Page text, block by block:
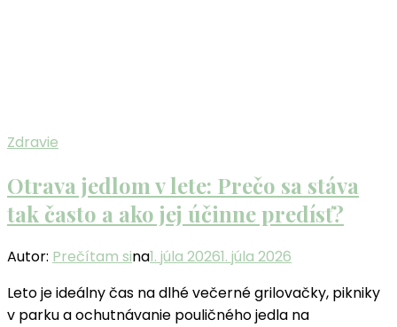
Zdravie
Otrava jedlom v lete: Prečo sa stáva
tak často a ako jej účinne predísť?
Autor: Prečítam sina1. júla 20261. júla 2026
Leto je ideálny čas na dlhé večerné grilovačky, pikniky
v parku a ochutnávanie pouličného jedla na